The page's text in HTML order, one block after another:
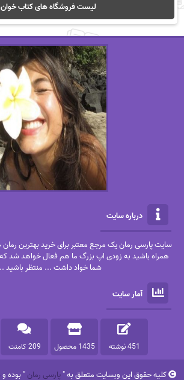
لیست فروشگاه های کتاب خوان
درباره سایت
سایت پارسی رمان یک مرجع معتبر برای خرید بهترین رمان
همراه باشید به زودی اپ بزرگ ما هم فعال خواهد شد که
شما خواد داشت ... منتظر باشید
آمار سایت
451 نوشته 1435 محصول 209 کامنت
کلیه حقوق این وبسایت متعلق به "پارسی رمان" بوده